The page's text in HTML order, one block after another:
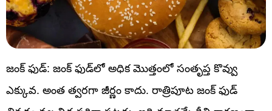
జంక్ ఫుడ్: జంక్ ఫుడ్‌లో అధిక మొత్తంలో సంతృప్త కొవ్వు
ఎక్కువ. అంత త్వరగా జీర్ణం కాదు. రాత్రిపూట జంక్ ఫుడ్